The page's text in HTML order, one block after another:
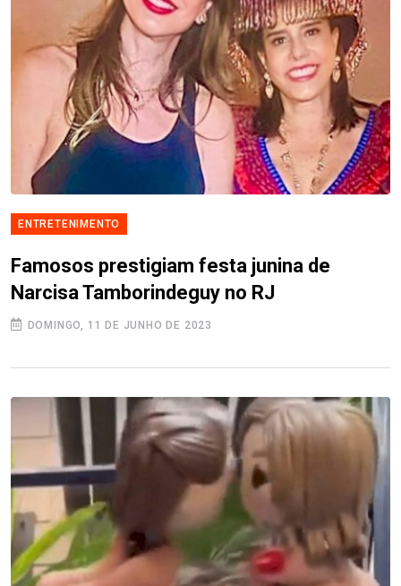
ENTRETENIMENTO
Famosos prestigiam festa junina de
Narcisa Tamborindeguy no RJ
DOMINGO, 11 DE JUNHO DE 2023